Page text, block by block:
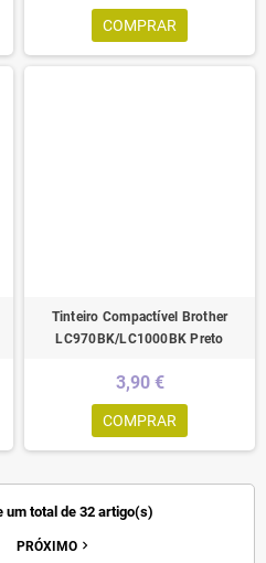
COMPRAR
Tinteiro Compactível Brother
LC970BK/LC1000BK Preto
3,90 €
COMPRAR
um total de 32 artigo(s)
PRÓXIMOnavigate_next